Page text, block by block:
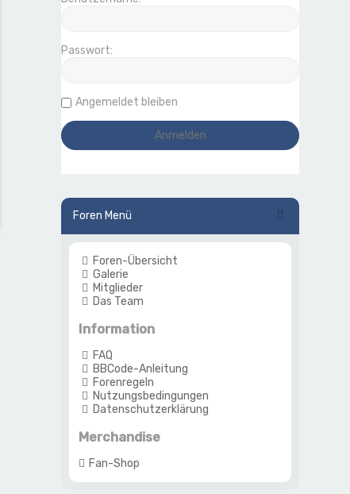
Passwort:
Angemeldet bleiben
Foren Menü
Foren-Übersicht
Galerie
Mitglieder
Das Team
Information
FAQ
BBCode-Anleitung
Forenregeln
Nutzungsbedingungen
Datenschutzerklärung
Merchandise
Fan-Shop